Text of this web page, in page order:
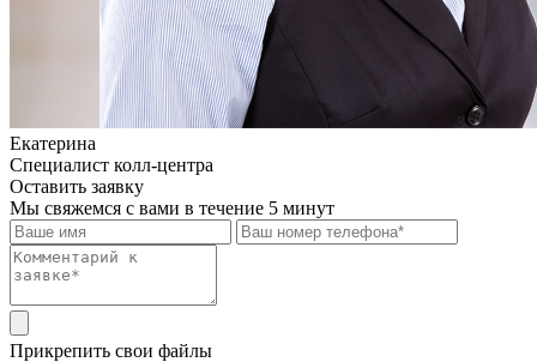
Екатерина
Специалист колл-центра
Оставить заявку
Мы свяжемся с вами в течение 5 минут
Прикрепить свои файлы